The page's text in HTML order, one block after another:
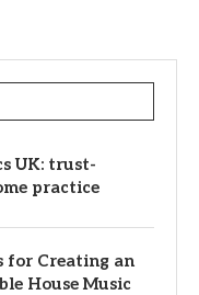
UK: trust-
practice
for Creating an
House Music